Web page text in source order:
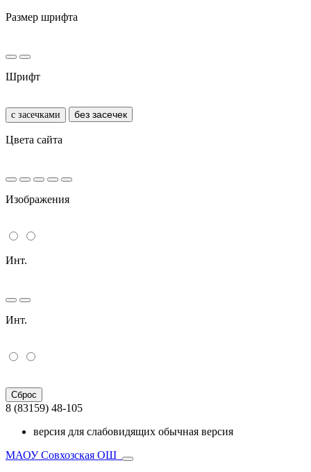
Размер шрифта
Шрифт
с засечками без засечек
Цвета сайта
Изображения
Инт.
Инт.
Сброс
8 (83159) 48-105
версия для слабовидящих обычная версия
МАОУ Совхозская ОШ